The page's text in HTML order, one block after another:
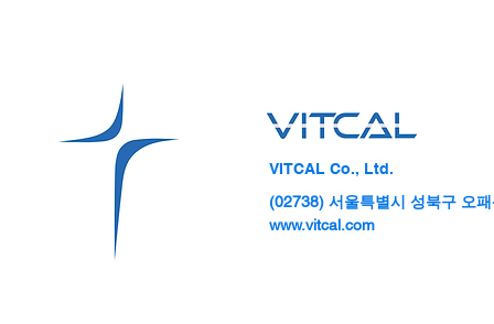
성균관대 산학협력단, 초격차
스타트업 테크콘서 바이오헬스
의료기기 스
VITCAL Co., Ltd.
(02738) 서울특별시 성북구 오
www.vitcal.com